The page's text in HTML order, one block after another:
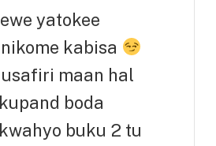
yatokee
kabisa
maan hal
boda
buku 2 tu